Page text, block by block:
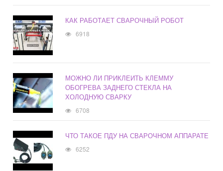
КАК РАБОТАЕТ СВАРОЧНЫЙ РОБОТ
6918
МОЖНО ЛИ ПРИКЛЕИТЬ КЛЕММУ
ОБОГРЕВА ЗАДНЕГО СТЕКЛА НА
ХОЛОДНУЮ СВАРКУ
6708
ЧТО ТАКОЕ ПДУ НА СВАРОЧНОМ АППАРАТЕ
6252